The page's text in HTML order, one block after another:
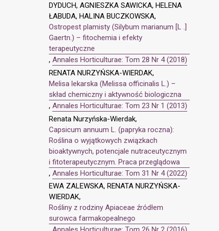
DYDUCH, AGNIESZKA SAWICKA, HELENA
ŁABUDA, HALINA BUCZKOWSKA,
Ostropest plamisty (Silybum marianum [L .]
Gaertn.) – fitochemia i efekty
terapeutyczne
, Annales Horticulturae: Tom 28 Nr 4 (2018)
RENATA NURZYŃSKA-WIERDAK,
Melisa lekarska (Melissa officinalis L.) –
skład chemiczny i aktywność biologiczna
, Annales Horticulturae: Tom 23 Nr 1 (2013)
Renata Nurzyńska-Wierdak,
Capsicum annuum L. (papryka roczna):
Roślina o wyjątkowych związkach
bioaktywnych, potencjale nutraceutycznym
i fitoterapeutycznym. Praca przeglądowa
, Annales Horticulturae: Tom 31 Nr 4 (2022)
EWA ZALEWSKA, RENATA NURZYŃSKA-
WIERDAK,
Rośliny z rodziny Apiaceae źródłem
surowca farmakopealnego